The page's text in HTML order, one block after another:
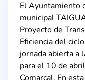
El Ayuntamiento
municipal
Proyecto de
Eficiencia del
jornada abierta a
para el 10 de